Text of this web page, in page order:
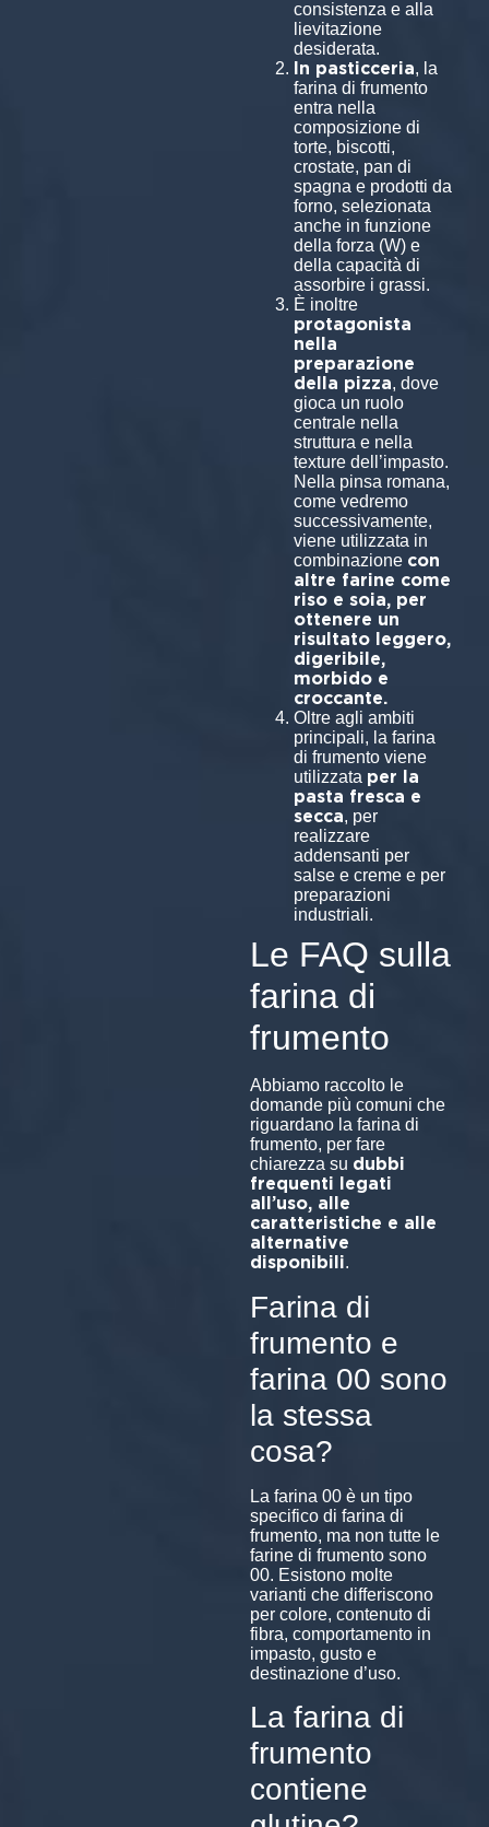
consistenza e alla
lievitazione
desiderata.
In pasticceria, la
farina di frumento
entra nella
composizione di
torte, biscotti,
crostate, pan di
spagna e prodotti da
forno, selezionata
anche in funzione
della forza (W) e
della capacità di
assorbire i grassi.
È inoltre
protagonista
nella
preparazione
della pizza, dove
gioca un ruolo
centrale nella
struttura e nella
texture dell’impasto.
Nella pinsa romana,
come vedremo
successivamente,
viene utilizzata in
combinazione con
altre farine come
riso e soia, per
ottenere un
risultato leggero,
digeribile,
morbido e
croccante.
Oltre agli ambiti
principali, la farina
di frumento viene
utilizzata per la
pasta fresca e
secca, per
realizzare
addensanti per
salse e creme e per
preparazioni
industriali.
Le FAQ sulla
farina di
frumento
Abbiamo raccolto le
domande più comuni che
riguardano la farina di
frumento, per fare
chiarezza su dubbi
frequenti legati
all’uso, alle
caratteristiche e alle
alternative
disponibili.
Farina di
frumento e
farina 00 sono
la stessa
cosa?
La farina 00 è un tipo
specifico di farina di
frumento, ma non tutte le
farine di frumento sono
00. Esistono molte
varianti che differiscono
per colore, contenuto di
fibra, comportamento in
impasto, gusto e
destinazione d’uso.
La farina di
frumento
contiene